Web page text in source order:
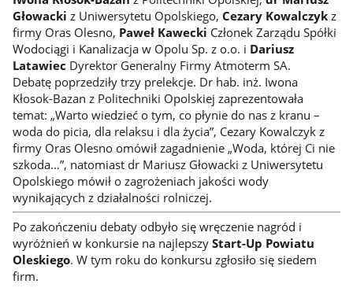
Głowacki z Uniwersytetu Opolskiego, Cezary Kowalczykz
firmy Oras Olesno, Paweł Kawecki Członek Zarządu Spółki
Wodociągi i Kanalizacja w Opolu Sp. z o.o. i Dariusz
Latawiec Dyrektor Generalny Firmy Atmoterm SA.
Debatę poprzedziły trzy prelekcje. Dr hab. inż. Iwona
Kłosok-Bazan z Politechniki Opolskiej zaprezentowała
temat: „Warto wiedzieć o tym, co płynie do nas z kranu –
woda do picia, dla relaksu i dla życia”, Cezary Kowalczyk z
firmy Oras Olesno omówił zagadnienie „Woda, której Ci nie
szkoda…”, natomiast dr Mariusz Głowacki z Uniwersytetu
Opolskiego mówił o zagrożeniach jakości wody
wynikających z działalności rolniczej.
Po zakończeniu debaty odbyło się wręczenie nagród i
wyróżnień w konkursie na najlepszy Start-Up Powiatu
Oleskiego. W tym roku do konkursu zgłosiło się siedem
firm.